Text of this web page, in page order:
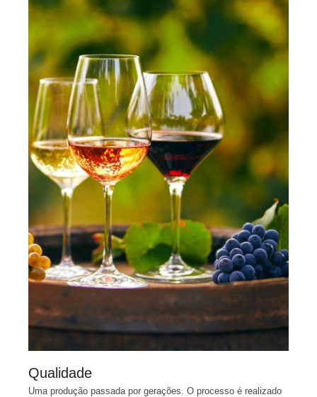
Qualidade
Uma produção passada por gerações. O processo é realizado